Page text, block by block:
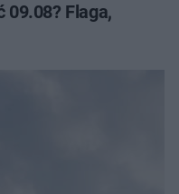
09.08? Flaga,